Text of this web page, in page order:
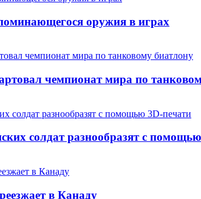
оружия в играх
чемпионат мира по
солдат разнообразят с
в Канаду